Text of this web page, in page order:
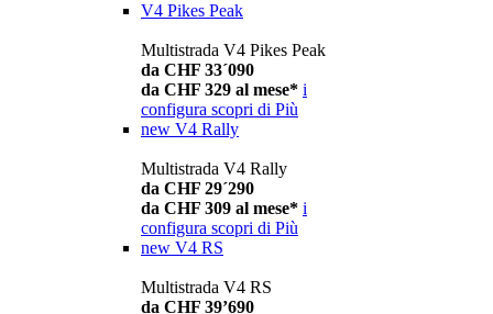
V4 Pikes Peak
Multistrada V4 Pikes Peak
da CHF 33´090
da CHF 329 al mese* i
configura scopri di Più
new V4 Rally
Multistrada V4 Rally
da CHF 29´290
da CHF 309 al mese* i
configura scopri di Più
new V4 RS
Multistrada V4 RS
da CHF 39’690